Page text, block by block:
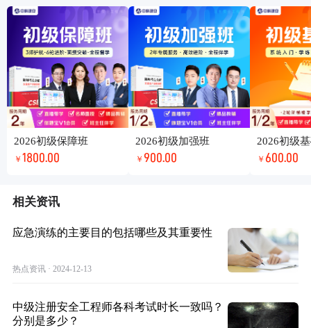
2026初级保障班
￥ 1800.00
2026初级加强班
￥ 900.00
2026初级
￥ 600.00
相关资讯
应急演练的主要目的包括哪些及其重要性
热点资讯 · 2024-12-13
中级注册安全工程师各科考试时长一致吗？
分别是多少？